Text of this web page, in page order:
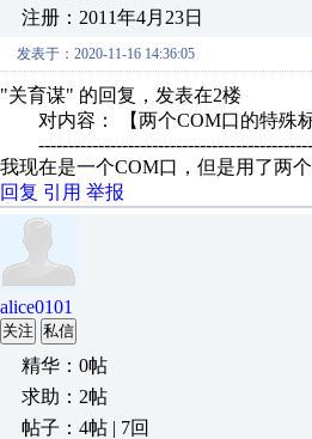
注册：2011年4月23日
发表于：2020-11-16 14:36:05
"关育谋" 的回复，发表在2楼
对内容： 【两个COM口的特殊标
我现在是一个COM口，但是用了两
回复 引用 举报
alice0101
关注 私信
精华：0帖
求助：2帖
帖子：4帖 | 7回